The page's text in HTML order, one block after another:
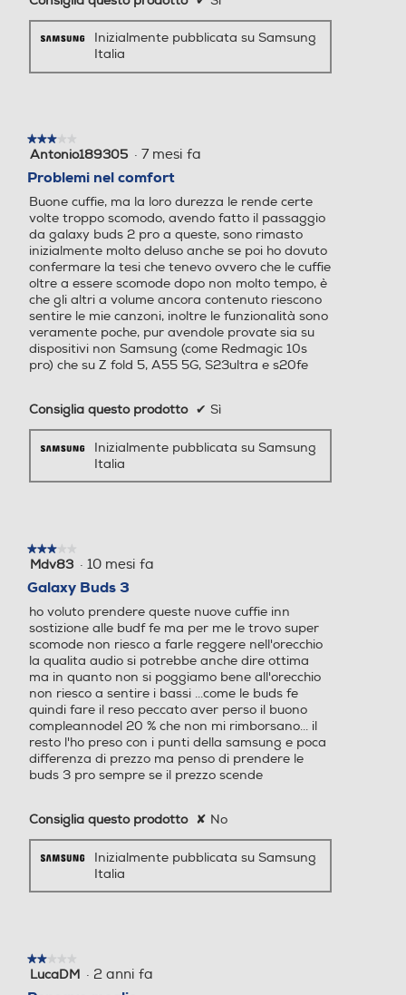
Suono potenziato
da Galaxy AI
Prev
*Immagini simulate a scopo illustrativo *Qualità audio ultra alta fino a 24 bit / 96
kHz disponibile sulle serie Galaxy S24, S23, Z Fold6, Z Flip6, Z Fold5, Z Flip5
e Tab S9 con One UI 6.1.1 o successivo. Ulteriori dispositivi possono essere
resi compatibili in futuro. *ANC (Active Noise Canceling, cancellazione attiva
del rumore) è disabilitato come impostazione predefinita. *La funzione
Interprete richiede l'accesso a un Account Samsung. Per alcune lingue
potrebbe essere necessario scaricare un pacchetto lingua. La disponibilità del
servizio può variare in base alla lingua. L'accuratezza dei risultati non è
garantita. La disponibilità e le funzionalità supportate possono variare in base
al Paese, alla regione o all'operatore di rete mobile. La disponibilità delle lingue
supportate può variare. *Immagini simulate a scopo illustrativo. Le sequenze
sono state accorciate e sono simulate. L'interfaccia utente effettiva potrebbe
variare. *Traduzione audio è disponibile solo quando indossi i Buds e sei
connesso a uno smartphone Samsung Galaxy. La funzione Interprete non è
fornita direttamente dai Buds stessi. Se i Buds non sono disponibili, il
contenuto tradotto compare sul display del tuo smartphone Samsung Galaxy.
*Le funzionalità di Galaxy AI sono compatibili con le serie Galaxy S24, Galaxy
S23, Galaxy Z Fold5, Galaxy Z Flip5, Galaxy S23 FE, Galaxy S22, Galaxy Z
Fold4 e Galaxy Z Flip4 da maggio 2024.
Inizialmente pubblicata su Samsung
Italia
3
su
stelle.
Antonio189305
Problemi nel comfort
Buone cuffie, ma la loro durezza le rende certe
volte troppo scomodo, avendo fatto il passaggio
da galaxy buds 2 pro a queste, sono rimasto
inizialmente molto deluso anche se poi ho dovuto
confermare la tesi che tenevo ovvero che le cuffie
oltre a essere scomode dopo non molto tempo, è
che gli altri a volume ancora contenuto riescono
sentire le mie canzoni, inoltre le funzionalità sono
veramente poche, pur avendole provate sia su
dispositivi non Samsung (come Redmagic 10s
pro) che su Z fold 5, A55 5G, S23ultra e s20fe
Inizialmente pubblicata su Samsung
Italia
3
su
stelle.
Mdv83
Galaxy Buds 3
ho voluto prendere queste nuove cuffie inn
sostizione alle budf fe ma per me le trovo super
scomode non riesco a farle reggere nell'orecchio
la qualita audio si potrebbe anche dire ottima
ma in quanto non si poggiamo bene all'orecchio
non riesco a sentire i bassi ...come le buds fe
quindi fare il reso peccato aver perso il buono
compleannodel 20 % che non mi rimborsano... il
resto l'ho preso con i punti della samsung e poca
differenza di prezzo ma penso di prendere le
buds 3 pro sempre se il prezzo scende
Inizialmente pubblicata su Samsung
Italia
2
su
LucaDM
Pensavo meglio